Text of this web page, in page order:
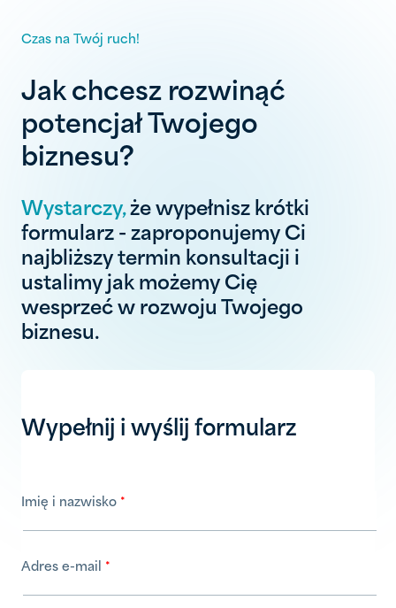
Czas na Twój ruch!
Jak chcesz rozwinąć
potencjał Twojego
biznesu?
Wystarczy,że wypełnisz krótki
formularz - zaproponujemy Ci
najbliższy termin konsultacji i
ustalimy jak możemy Cię
wesprzeć w rozwoju Twojego
biznesu.
Wypełnij i wyślij formularz
Imię i nazwisko
Adres e-mail